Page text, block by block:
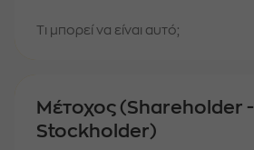
Τι μπορεί να είναι αυτό;
Μέτοχος (Shareholder -
Stockholder)